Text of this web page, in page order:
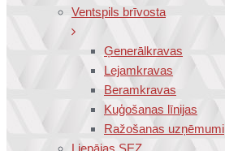
Ventspils brīvosta
Ģenerālkravas
Lejamkravas
Beramkravas
Kuģošanas līnijas
Ražošanas uzņēmumi
Liepājas SEZ